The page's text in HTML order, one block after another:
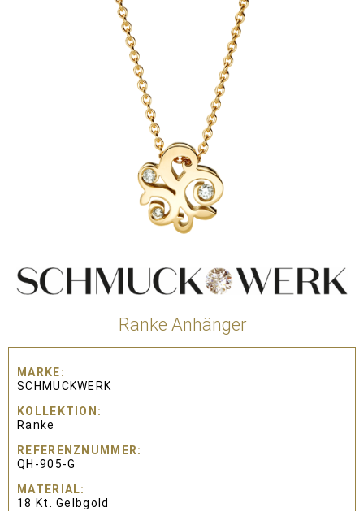
Ranke Anhänger
MARKE
SCHMUCKWERK
KOLLEKTION
Ranke
REFERENZNUMMER
QH-905-G
MATERIAL
18 Kt. Gelbgold